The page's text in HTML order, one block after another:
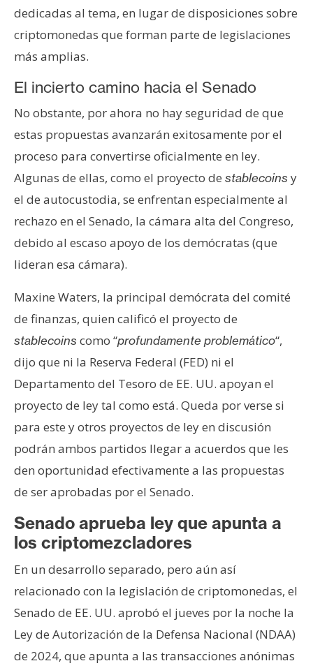
dedicadas al tema, en lugar de disposiciones sobre
criptomonedas que forman parte de legislaciones
más amplias.
El incierto camino hacia el Senado
No obstante, por ahora no hay seguridad de que
estas propuestas avanzarán exitosamente por el
proceso para convertirse oficialmente en ley.
Algunas de ellas, como el proyecto de stablecoins y
el de autocustodia, se enfrentan especialmente al
rechazo en el Senado, la cámara alta del Congreso,
debido al escaso apoyo de los demócratas (que
lideran esa cámara).
Maxine Waters, la principal demócrata del comité
de finanzas, quien calificó el proyecto de
stablecoins como “profundamente problemático“,
dijo que ni la Reserva Federal (FED) ni el
Departamento del Tesoro de EE. UU. apoyan el
proyecto de ley tal como está. Queda por verse si
para este y otros proyectos de ley en discusión
podrán ambos partidos llegar a acuerdos que les
den oportunidad efectivamente a las propuestas
de ser aprobadas por el Senado.
Senado aprueba ley que apunta a
los criptomezcladores
En un desarrollo separado, pero aún así
relacionado con la legislación de criptomonedas, el
Senado de EE. UU. aprobó el jueves por la noche la
Ley de Autorización de la Defensa Nacional (NDAA)
de 2024, que apunta a las transacciones anónimas